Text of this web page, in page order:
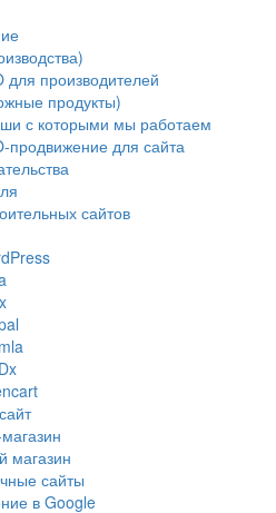
для производителей
продукты)
с которыми мы работаем
продвижение для сайта
сайтов
магазин
сайты
в Google